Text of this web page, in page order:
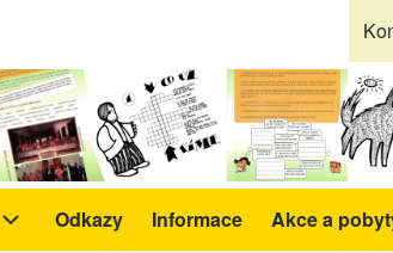
Publikace a pomůcky sub-navigation
Odkazy Informace Akce a